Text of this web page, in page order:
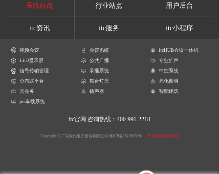
系统站点 行业站点 用户后台
itc资讯 itc服务 itc小程序
视频会议 会议系统
itcHUB会议一体机
LED显示屏
公共广播
专业扩声
信号传输管理
录播系统
中控系统
分布式平台
舞台灯光
亮化照明
云会务
扬声器
智能建筑
pis车载系统
itc官网 咨询热线：400-991-2218
Copyright © 广东保伦电子股份有限公司 粤ICP备16106620号 产品参数解释声明